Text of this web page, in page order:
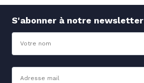
S'abonner à notre newsletter